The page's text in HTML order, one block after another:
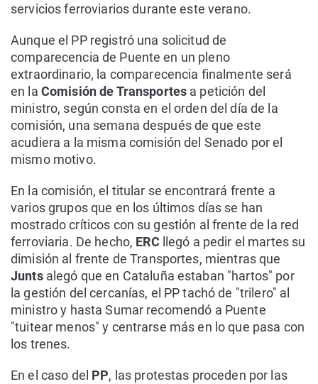
servicios ferroviarios durante este verano.
Aunque el PP registró una solicitud de
comparecencia de Puente en un pleno
extraordinario, la comparecencia finalmente será
en la Comisión de Transportes a petición del
ministro, según consta en el orden del día de la
comisión, una semana después de que este
acudiera a la misma comisión del Senado por el
mismo motivo.
En la comisión, el titular se encontrará frente a
varios grupos que en los últimos días se han
mostrado críticos con su gestión al frente de la red
ferroviaria. De hecho, ERC
llegó a pedir el martes su
dimisión al frente de Transportes, mientras que
Junts alegó que en Cataluña estaban "hartos" por
la gestión del cercanías, el PP tachó de "trilero" al
ministro y hasta Sumar recomendó a Puente
"tuitear menos" y centrarse más en lo que pasa con
los trenes.
En el caso del PP, las protestas proceden por las